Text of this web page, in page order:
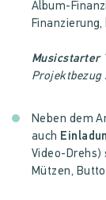
Album-
Musicstarter
Projektbezug
Neben dem
auch
Video-Drehs)
Mützen,